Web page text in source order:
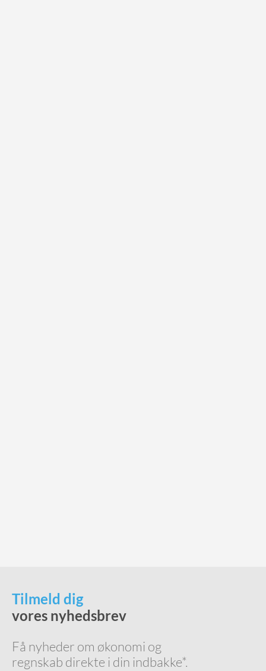
Tilmeld dig
vores nyhedsbrev
Få nyheder om økonomi og
regnskab direkte i din indbakke*.